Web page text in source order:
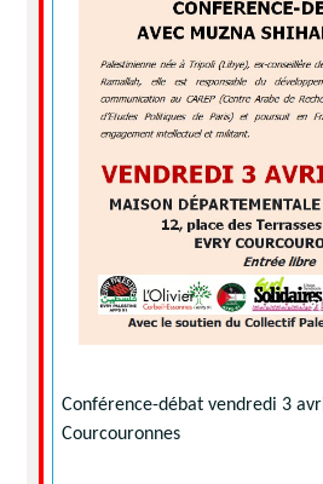
Conférence-débat vendredi 3
Courcouronnes